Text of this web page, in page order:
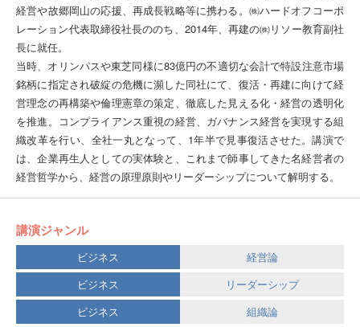
経営や故郷岡山の応援、再成長戦略等に携わる。㈱ハードオフコーポ
レーション代表取締役社長ののち、2014年、再建の㈱リソー教育副社
長に就任。
当時、オリンパスや東芝同様に83億円の不適切な会計で特設注意市場
銘柄に指定され破綻の危機に瀕した同社にて、復活・再建に向けて経
営理念の再構築や倫理憲章の策定、徹底した見える化・経営の透明化
を推進。コンプライアンス重視の経営、ガバナンス経営を実現する組
織改革を行い、全社一丸となって、1年半で見事復活させた。講演で
は、企業再生人としての実体験と、これまで師事してきた名経営者の
経営哲学から、経営の原理原則やリーダーシップについて解明する。
講演ジャンル
ビジネス
経営論
ビジネス
リーダーシップ
ビジネス
組織論